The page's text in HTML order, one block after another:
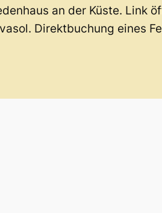
an der Küste. Link
Direktbuchung eines